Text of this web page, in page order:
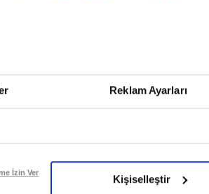
Reklam Ayarları
İzin Ver
Kişiselleştir